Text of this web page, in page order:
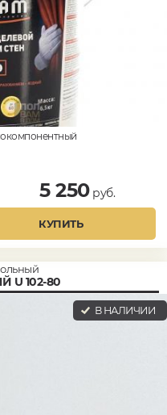
5 250руб.
КУПИТЬ
U 102-80
В НАЛИЧИИ